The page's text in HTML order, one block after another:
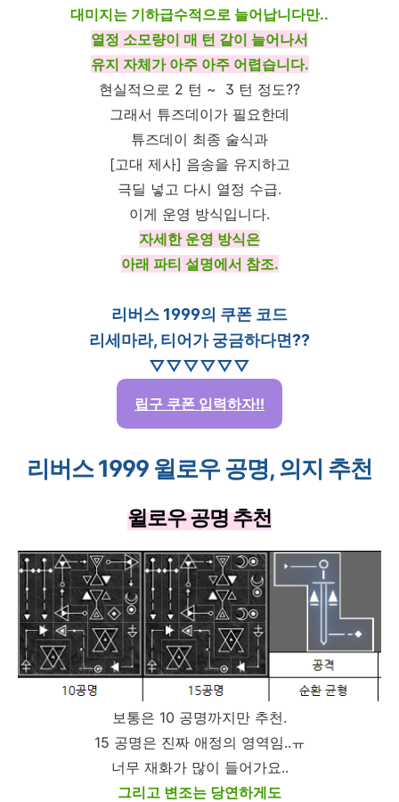
대미지는 기하급수적으로 늘어납니다만..
열정 소모량이 매 턴 같이 늘어나서
유지 자체가 아주 아주 어렵습니다.
현실적으로 2 턴 ~ 3 턴 정도??
그래서 튜즈데이가 필요한데
튜즈데이 최종 술식과
[고대 제사] 음송을 유지하고
극딜 넣고 다시 열정 수급.
이게 운영 방식입니다.
자세한 운영 방식은
아래 파티 설명에서 참조.
리버스 1999의 쿠폰 코드
리세마라, 티어가 궁금하다면??
▽▽▽▽▽▽
립구 쿠폰 입력하자!!
리버스 1999 윌로우 공명, 의지 추천
윌로우 공명 추천
보통은 10 공명까지만 추천.
15 공명은 진짜 애정의 영역임..ㅠ
너무 재화가 많이 들어가요..
그리고 변조는 당연하게도